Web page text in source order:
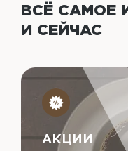
ВСЁ САМОЕ
И СЕЙЧАС
АКЦИИ